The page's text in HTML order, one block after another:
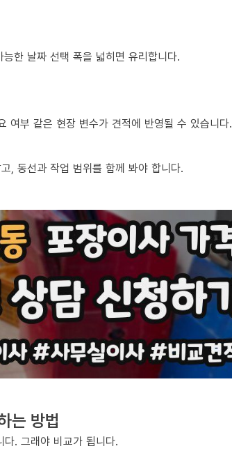
한 날짜 선택 폭을 넓히면 유리합니다.
여부 같은 현장 변수가 견적에 반영될 수 있습니다.
, 동선과 작업 범위를 함께 봐야 합니다.
는 방법
. 그래야 비교가 됩니다.